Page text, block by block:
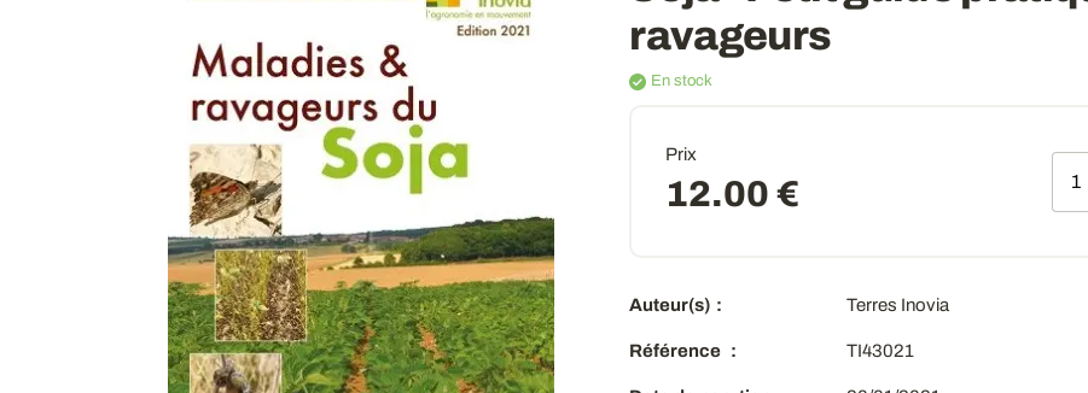
ravageurs
En stock
Prix
12.00 €
Auteur(s) Terres Inovia
Référence TI43021